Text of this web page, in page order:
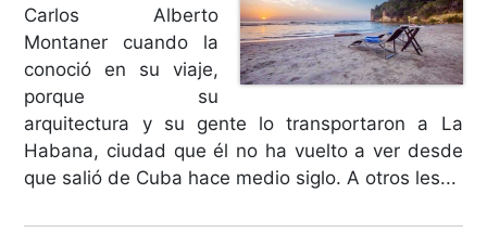
Carlos Alberto
Montaner cuando la
conoció en su viaje,
porque su
arquitectura y su gente lo transportaron a La
Habana, ciudad que él no ha vuelto a ver desde
que salió de Cuba hace medio siglo. A otros les...